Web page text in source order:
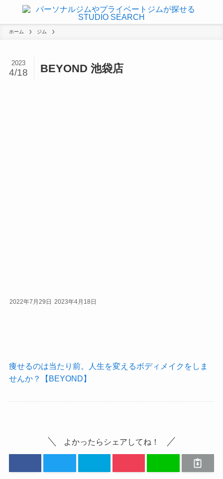
ホーム ジム
BEYOND 池袋店
2023
4/18
2022年7月29日 2023年4月18日
痩せるのは当たり前。人生を変えるボディメイクをしま
せんか？【BEYOND】
よかったらシェアしてね！